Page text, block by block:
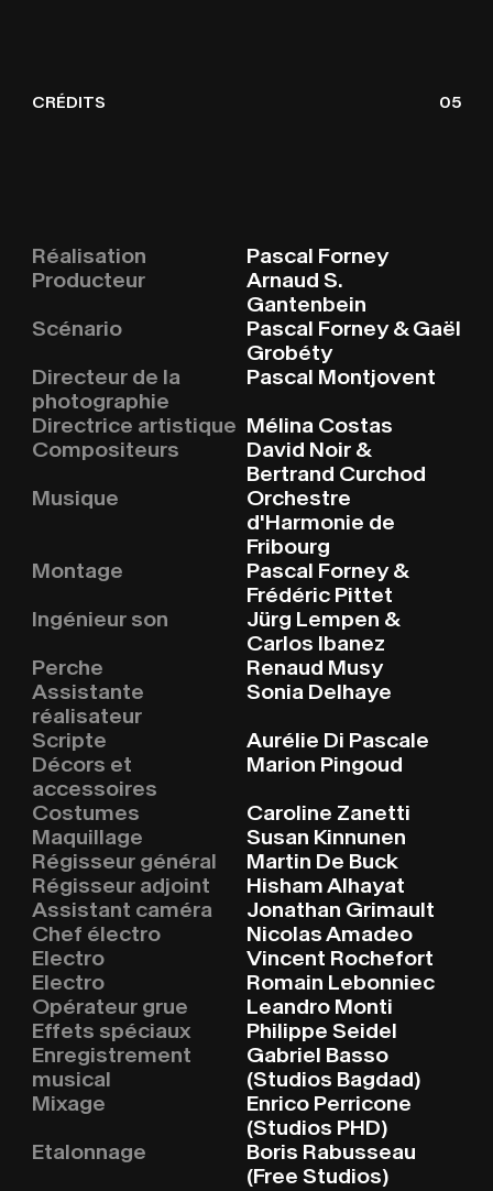
STAR START
PROJE TE
ARTHAUS
UBE NSUBER
KUND NKUNDEN
ART LARTIKEL
KONT KT
CRÉDITS 05
Réalisation
Pascal Forney
Producteur
Arnaud S.
Gantenbein
Scénario
Pascal Forney & Gaël
Grobéty
Directeur de la
photographie
Pascal Montjovent
Directrice artistique Mélina Costas
Compositeurs
David Noir &
Bertrand Curchod
Musique
Orchestre
d'Harmonie de
Fribourg
Montage
Pascal Forney &
Frédéric Pittet
Ingénieur son
Jürg Lempen &
Carlos Ibanez
Perche
Renaud Musy
Assistante
réalisateur
Sonia Delhaye
Scripte
Aurélie Di Pascale
Décors et
accessoires
Marion Pingoud
Costumes
Caroline Zanetti
Maquillage
Susan Kinnunen
Régisseur général
Martin De Buck
Régisseur adjoint
Hisham Alhayat
Assistant caméra
Jonathan Grimault
Chef électro
Nicolas Amadeo
Electro
Vincent Rochefort
Electro
Romain Lebonniec
Opérateur grue
Leandro Monti
Effets spéciaux
Philippe Seidel
Enregistrement
musical
Gabriel Basso
(Studios Bagdad)
Mixage
Enrico Perricone
(Studios PHD)
Etalonnage
Boris Rabusseau
(Free Studios)